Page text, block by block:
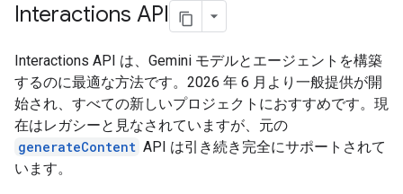
Interactions API
Interactions API は、Gemini モデルとエージェントを構築
するのに最適な方法です。2026 年 6 月より一般提供が開
始され、すべての新しいプロジェクトにおすすめです。現
在はレガシーと見なされていますが、元の
generateContent API は引き続き完全にサポートされて
います。